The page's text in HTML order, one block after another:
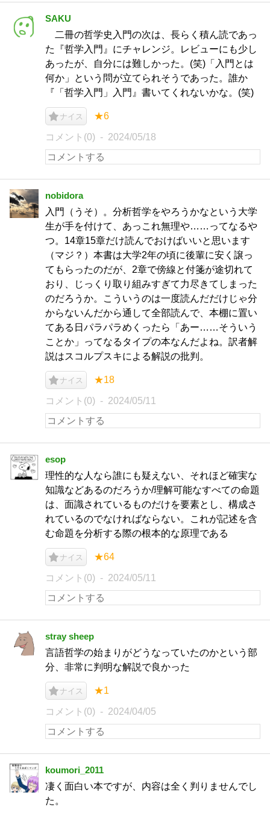
SAKU
二冊の哲学史入門の次は、長らく積ん読であっ
た『哲学入門』にチャレンジ。レビューにも少し
あったが、自分には難しかった。(笑)「入門とは
何か」という問が立てられそうであった。誰か
『「哲学入門」入門』書いてくれないかな。(笑)
ナイス ★6
コメント(0) 2024/05/18
nobidora
入門（うそ）。分析哲学をやろうかなという大学
生が手を付けて、あっこれ無理や……ってなるや
つ。14章15章だけ読んでおけばいいと思います
（マジ？）本書は大学2年の頃に後輩に安く譲っ
てもらったのだが、2章で傍線と付箋が途切れて
おり、じっくり取り組みすぎて力尽きてしまった
のだろうか。こういうのは一度読んだだけじゃ分
からないんだから通して全部読んで、本棚に置い
てある日パラパラめくったら「あー……そういう
ことか」ってなるタイプの本なんだよね。訳者解
説はスコルプスキによる解説の批判。
ナイス ★18
コメント(0) 2024/05/11
esop
理性的な人なら誰にも疑えない、それほど確実な
知識などあるのだろうか/理解可能なすべての命題
は、面識されているものだけを要素とし、構成さ
れているのでなければならない。これが記述を含
む命題を分析する際の根本的な原理である
ナイス ★64
コメント(0) 2024/05/11
stray sheep
言語哲学の始まりがどうなっていたのかという部
分、非常に判明な解説で良かった
ナイス ★1
コメント(0) 2024/04/05
koumori_2011
凄く面白い本ですが、内容は全く判りませんでし
た。